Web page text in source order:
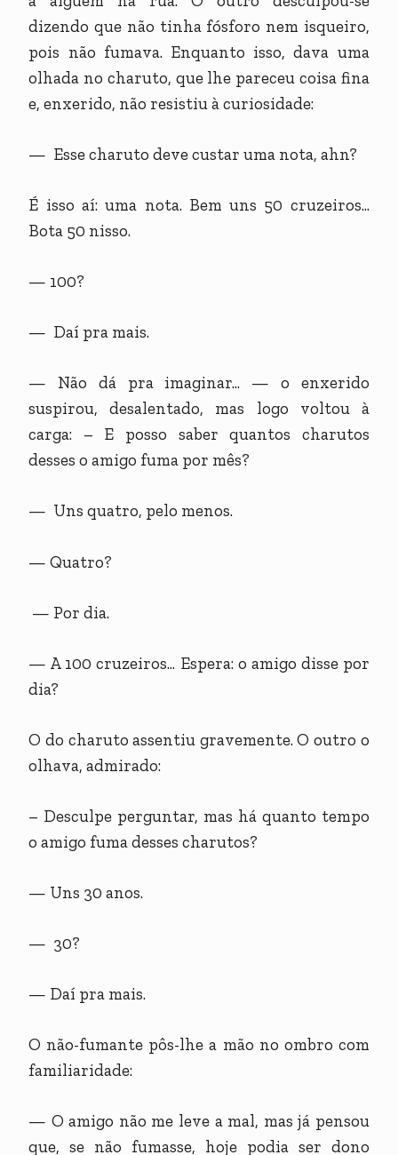
dizendo que não tinha fósforo nem isqueiro,
pois não fumava. Enquanto isso, dava uma
olhada no charuto, que lhe pareceu coisa fina
e, enxerido, não resistiu à curiosidade:
— Esse charuto deve custar uma nota, ahn?
É isso aí: uma nota. Bem uns 50 cruzeiros...
Bota 50 nisso.
— 100?
— Daí pra mais.
— Não dá pra imaginar... — o enxerido
suspirou, desalentado, mas logo voltou à
carga: – E posso saber quantos charutos
desses o amigo fuma por mês?
— Uns quatro, pelo menos.
— Quatro?
— Por dia.
— A 100 cruzeiros... Espera: o amigo disse por
dia?
O do charuto assentiu gravemente. O outro o
olhava, admirado:
– Desculpe perguntar, mas há quanto tempo
o amigo fuma desses charutos?
— Uns 30 anos.
— 30?
— Daí pra mais.
O não-fumante pôs-lhe a mão no ombro com
familiaridade:
— O amigo não me leve a mal, mas já pensou
que, se não fumasse, hoje podia ser dono